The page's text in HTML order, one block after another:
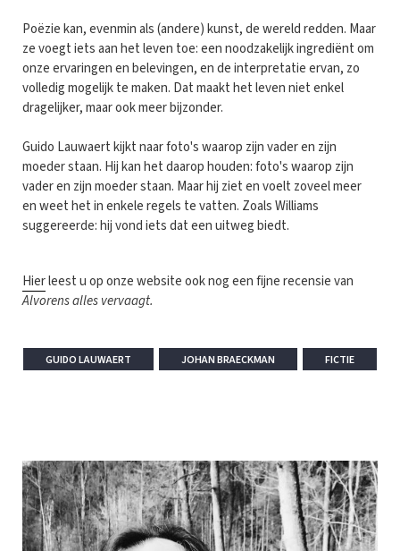
Poëzie kan, evenmin als (andere) kunst, de wereld redden. Maar
ze voegt iets aan het leven toe: een noodzakelijk ingrediënt om
onze ervaringen en belevingen, en de interpretatie ervan, zo
volledig mogelijk te maken. Dat maakt het leven niet enkel
dragelijker, maar ook meer bijzonder.
Guido Lauwaert kijkt naar foto's waarop zijn vader en zijn
moeder staan. Hij kan het daarop houden: foto's waarop zijn
vader en zijn moeder staan. Maar hij ziet en voelt zoveel meer
en weet het in enkele regels te vatten. Zoals Williams
suggereerde: hij vond iets dat een uitweg biedt.
Hierleest u op onze website ook nog een fijne recensie van
Alvorens alles vervaagt.
GUIDO LAUWAERT JOHAN BRAECKMAN FICTIE